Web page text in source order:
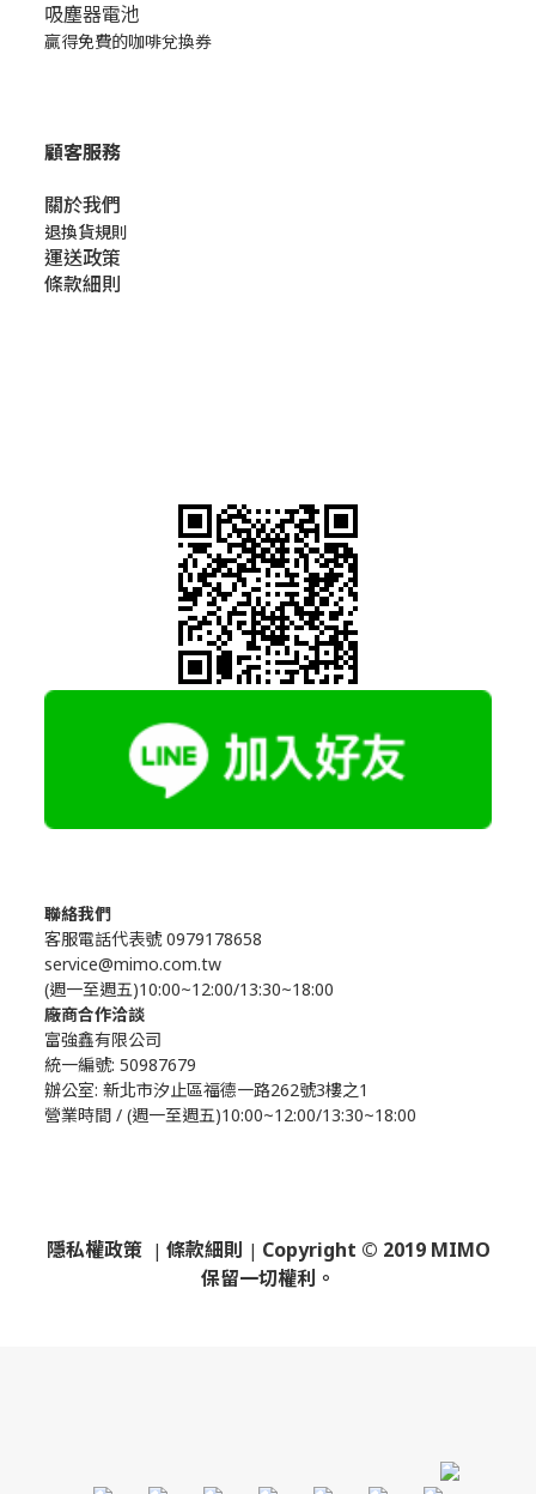
吸塵器電池
贏得免費的咖啡兌換券
顧客服務
關於我們​
退換貨規則
運送政策
條款細則
聯絡我們
客服電話代表號 0979178658
service@mimo.com.tw
(週一至週五)10:00~12:00/13:30~18:00
廠商合作洽談
富強鑫有限公司
統一編號: 50987679
辦公室: 新北市汐止區福德一路262號3樓之1
營業時間 / (週一至週五)10:00~12:00/13:30~18:00
隱私權政策 | 條款細則 | Copyright © 2019 MIMO
保留一切權利。